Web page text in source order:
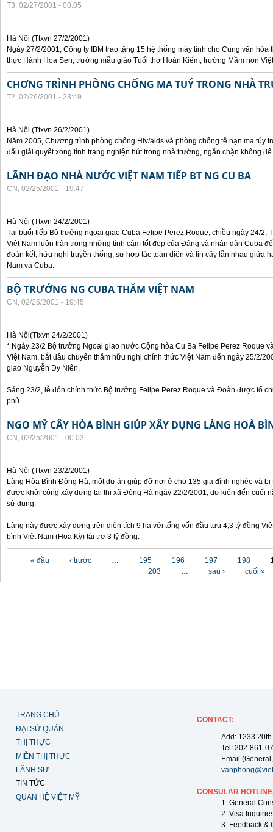
T3, 02/27/2001 - 00:05
Hà Nội (Ttxvn 27/2/2001)
Ngày 27/2/2001, Công ty IBM trao tặng 15 hệ thống máy tính cho Cung văn
thực Hành Hoa Sen, trường mẫu giáo Tuổi thơ Hoàn Kiếm, trường Mầm non
CHƠNG TRÌNH PHÒNG CHỐNG MA TUÝ TRONG NHÀ
T2, 02/26/2001 - 23:49
Hà Nội (Ttxvn 26/2/2001)
Năm 2005, Chương trình phòng chống Hiv/aids và phòng chống tệ nạn ma túy
đấu giải quyết xong tình trạng nghiện hút trong nhà trường, ngăn chặn không
LÃNH ĐẠO NHÀ NƯỚC VIỆT NAM TIẾP BT NG CU BA
CN, 02/25/2001 - 19:47
Hà Nội (Ttxvn 24/2/2001)
Tại buổi tiếp Bộ trưởng ngoại giao Cuba Felipe Perez Roque, chiều ngày 24/2,
Việt Nam luôn trân trọng những tình cảm tốt đẹp của Đảng và nhân dân Cuba
đoàn kết, hữu nghị truyền thống, sự hợp tác toàn diện và tin cậy lẫn nhau giữa
Nam và Cuba.
BỘ TRƯỞNG NG CUBA THĂM VIỆT NAM
CN, 02/25/2001 - 19:45
Hà Nội(Ttxvn 24/2/2001)
* Ngày 23/2 Bộ trưởng Ngoại giao nước Cộng hòa Cu Ba Felipe Perez Roque
Việt Nam, bắt đầu chuyến thăm hữu nghị chính thức Việt Nam đến ngày 25/2/
giao Nguyễn Dy Niên.
Sáng 23/2, lễ đón chính thức Bộ trưởng Felipe Perez Roque và Đoàn được tổ
phủ.
NGO MỸ CÂY HÒA BÌNH GIÚP XÂY DỤNG LÀNG HOÀ
CN, 02/25/2001 - 00:03
Hà Nội (Ttxvn 23/2/2001)
Làng Hòa Bình Đông Hà, một dự án giúp đỡ nơi ở cho 135 gia đình nghèo và
được khởi công xây dựng tại thị xã Đông Hà ngày 22/2/2001, dự kiến đến cuối
sử dụng.
Làng này được xây dựng trên diện tích 9 ha với tổng vốn đầu tưu 4,3 tỷ đồng
bình Việt Nam (Hoa Kỳ) tài trợ 3 tỷ đồng.
« đầu ‹ trước … 195 196 197 198
203
… sau › cuối »
TRANG CHỦ
ĐẠI SỨ QUÁN
THỊ THỰC
MIỄN THỊ THỰC
LÃNH SỰ
TIN TỨC
QUAN HỆ VIỆT MỸ
CONTACT:
Add: 1233
Tel: 202-861-
Email
CONSULAR
1. General
2. Visa
3. Feedback &